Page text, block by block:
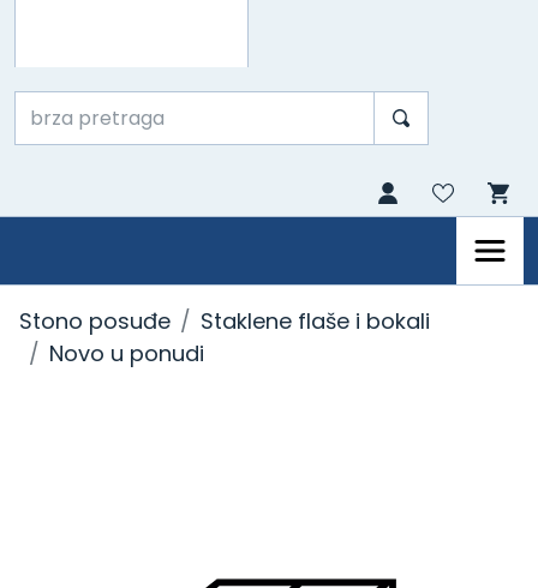
Stono posuđe
Staklene flaše i bokali
Novo u ponudi